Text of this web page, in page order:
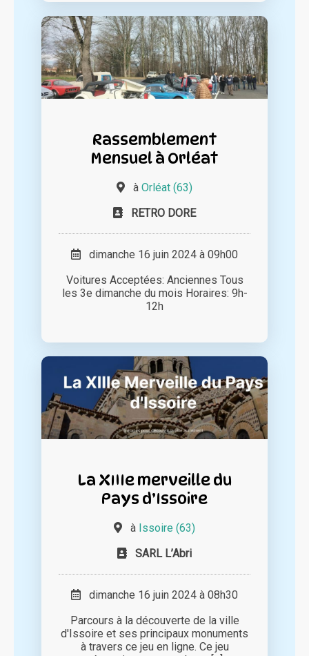
Rassemblement
Mensuel à Orléat
à Orléat (63)
RETRO DORE
dimanche 16 juin 2024 à 09h00
Voitures Acceptées: Anciennes Tous
les 3e dimanche du mois Horaires: 9h-
12h
La XIIIe merveille du
Pays d’Issoire
à Issoire (63)
SARL L’Abri
dimanche 16 juin 2024 à 08h30
Parcours à la découverte de la ville
d'Issoire et ses principaux monuments
à travers ce jeu en ligne. Ce jeu